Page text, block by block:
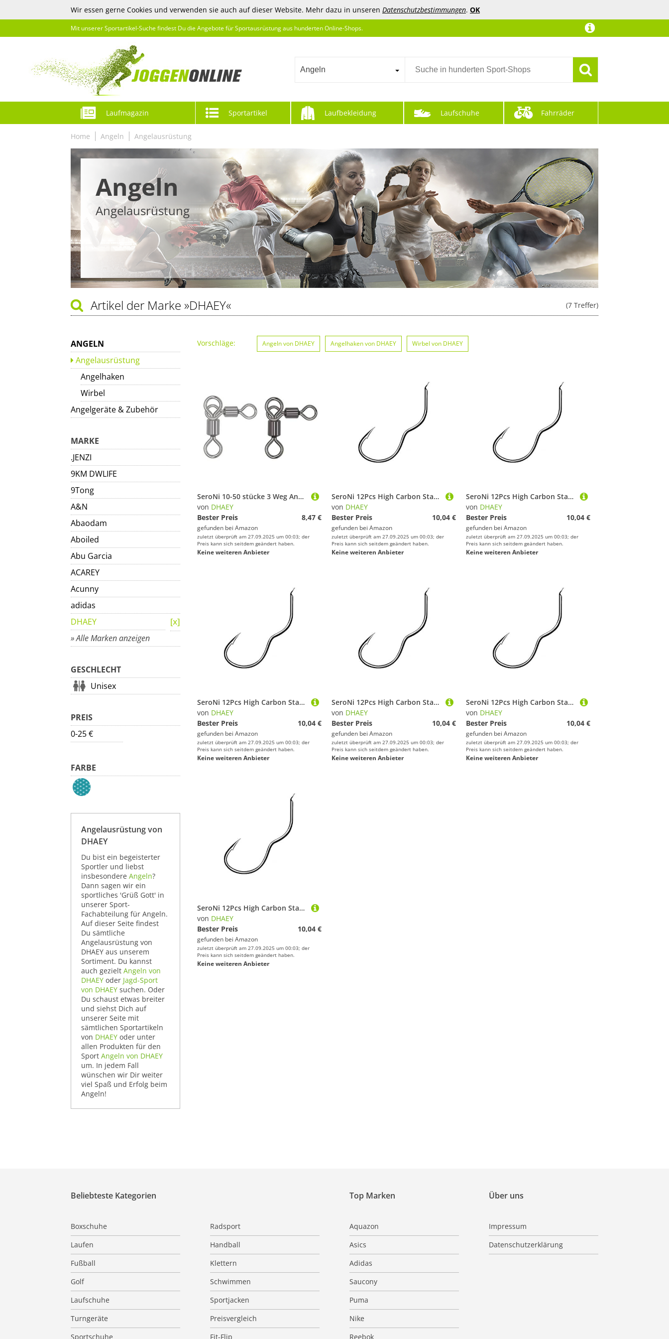
Wir essen gerne Cookies und verwenden sie auch auf dieser Website. Mehr dazu in unseren Datenschutzbestimmungen. OK
Mit unserer Sportartikel-Suche findest Du die Angebote für Sportausrüstung aus hunderten Online-Shops.
Angeln
Laufmagazin Sportartikel Laufbekleidung Laufschuhe Fahrräder
Home Angeln Angelausrüstung
Angeln
Angelausrüstung
(7 Treffer)
Artikel der Marke »DHAEY«
ANGELN
Angelausrüstung
Angelhaken
Wirbel
Angelgeräte & Zubehör
MARKE
.JENZI
9KM DWLIFE
9Tong
A&N
Abaodam
Aboiled
Abu Garcia
ACAREY
Acunny
adidas
DHAEY
» Alle Marken anzeigen
GESCHLECHT
Unisex
PREIS
0-25 €
FARBE
Angelausrüstung von
DHAEY
Du bist ein begeisterter
Sportler und liebst
insbesondere Angeln?
Dann sagen wir ein
sportliches 'Grüß Gott' in
unserer Sport-
Fachabteilung für Angeln.
Auf dieser Seite findest
Du sämtliche
Angelausrüstung von
DHAEY aus unserem
Sortiment. Du kannst
auch gezielt Angeln von
DHAEY oder Jagd-Sport
von DHAEY suchen. Oder
Du schaust etwas breiter
und siehst Dich auf
unserer Seite mit
sämtlichen Sportartikeln
von DHAEY oder unter
allen Produkten für den
Sport Angeln von DHAEY
um. In jedem Fall
wünschen wir Dir weiter
viel Spaß und Erfolg beim
Angeln!
Vorschläge: Angeln von DHAEY Angelhaken von DHAEY Wirbel von DHAEY
SeroNi 10-50 stücke 3 Weg Angeln Wirbel Roll Dreieck Joint Roll Angelhaken Angeln Stecker Zubehör (Color : 50 pcs 12-14)
von DHAEY
Bester Preis
8,47 €
gefunden bei Amazon
zuletzt überprüft am 27.09.2025 um 00:03; der
Preis kann sich seitdem geändert haben.
Keine weiteren Anbieter
SeroNi 12Pcs High Carbon Stahl Automatische Flip Angelhaken Süßwasser 0,5-13# Stacheldraht Einzigen Angelhaken Karpfen Angeln Zubehör (Color : Size 0.5)
von DHAEY
Bester Preis
10,04 €
gefunden bei Amazon
zuletzt überprüft am 27.09.2025 um 00:03; der
Preis kann sich seitdem geändert haben.
Keine weiteren Anbieter
SeroNi 12Pcs High Carbon Stahl Automatische Flip Angelhaken Süßwasser 0,5-13# Stacheldraht Einzigen Angelhaken Karpfen Angeln Zubehör (Color : Size 7)
von DHAEY
Bester Preis
10,04 €
gefunden bei Amazon
zuletzt überprüft am 27.09.2025 um 00:03; der
Preis kann sich seitdem geändert haben.
Keine weiteren Anbieter
SeroNi 12Pcs High Carbon Stahl Automatische Flip Angelhaken Süßwasser 0,5-13# Stacheldraht Einzigen Angelhaken Karpfen Angeln Zubehör (Color : Size 6)
von DHAEY
Bester Preis
10,04 €
gefunden bei Amazon
zuletzt überprüft am 27.09.2025 um 00:03; der
Preis kann sich seitdem geändert haben.
Keine weiteren Anbieter
SeroNi 12Pcs High Carbon Stahl Automatische Flip Angelhaken Süßwasser 0,5-13# Stacheldraht Einzigen Angelhaken Karpfen Angeln Zubehör (Color : Size 9)
von DHAEY
Bester Preis
10,04 €
gefunden bei Amazon
zuletzt überprüft am 27.09.2025 um 00:03; der
Preis kann sich seitdem geändert haben.
Keine weiteren Anbieter
SeroNi 12Pcs High Carbon Stahl Automatische Flip Angelhaken Süßwasser 0,5-13# Stacheldraht Einzigen Angelhaken Karpfen Angeln Zubehör (Color : Size 1)
von DHAEY
Bester Preis
10,04 €
gefunden bei Amazon
zuletzt überprüft am 27.09.2025 um 00:03; der
Preis kann sich seitdem geändert haben.
Keine weiteren Anbieter
SeroNi 12Pcs High Carbon Stahl Automatische Flip Angelhaken Süßwasser 0,5-13# Stacheldraht Einzigen Angelhaken Karpfen Angeln Zubehör (Color : Size 5)
von DHAEY
Bester Preis
10,04 €
gefunden bei Amazon
zuletzt überprüft am 27.09.2025 um 00:03; der
Preis kann sich seitdem geändert haben.
Keine weiteren Anbieter
Über uns
Impressum
Datenschutzerklärung
Beliebteste Kategorien
Boxschuhe
Radsport
Laufen
Handball
Fußball
Klettern
Golf
Schwimmen
Laufschuhe
Sportjacken
Turngeräte
Preisvergleich
Sportschuhe
Fit-Flip
Top Marken
Aquazon
Asics
Adidas
Saucony
Puma
Nike
Reebok